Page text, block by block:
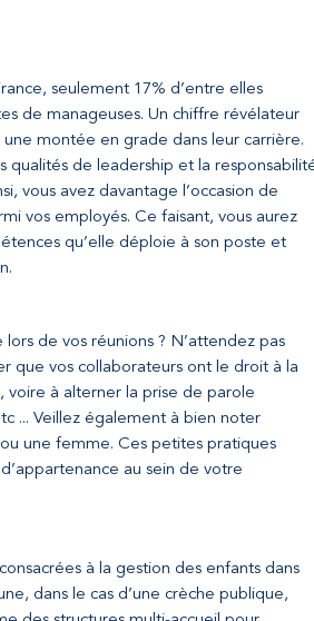
seulement 17% d’entre elles
de manageuses. Un chiffre révélateur
montée en grade dans leur carrière.
qualités de leadership et la
vous avez davantage l’occasion de
vos employés. Ce faisant, vous aurez
qu’elle déploie à son poste et
de vos réunions ? N’attendez pas
que vos collaborateurs ont le droit à la
voire à alterner la prise de parole
... Veillez également à bien noter
une femme. Ces petites pratiques
au sein de votre
à la gestion des enfants dans
dans le cas d’une crèche publique,